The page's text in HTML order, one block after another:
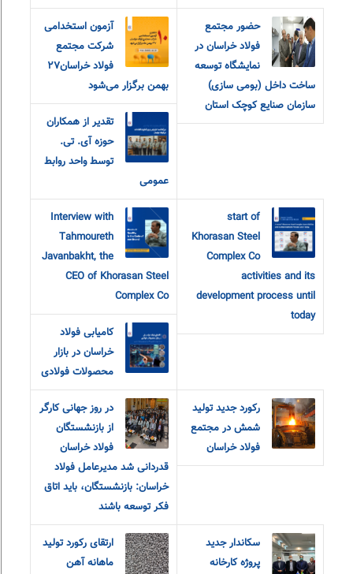
حضور مجتمع
فولاد خراسان در
نمایشگاه توسعه
ساخت داخل (بومی سازی)
سازمان صنایع کوچک استان
آزمون استخدامی
شرکت مجتمع
فولاد خراسان۲۷
بهمن برگزار می‌شود
تقدیر از همکاران
حوزه آی. تی.
توسط واحد روابط
عمومی
start of
Khorasan Steel
Complex Co
activities and its
development process until
today
Interview with
Tahmoureth
Javanbakht, the
CEO of Khorasan Steel
Complex Co
کامیابی فولاد
خراسان در بازار
محصولات فولادی
رکورد جدید تولید
شمش در مجتمع
فولاد خراسان
در روز جهانی کارگر
از بازنشستگان
فولاد خراسان
قدردانی شد مدیرعامل فولاد
خراسان: بازنشستگان، باید اتاق
فکر توسعه باشند
سکاندار جدید
پروژه کارخانه
ارتقای رکورد تولید
ماهانه آهن